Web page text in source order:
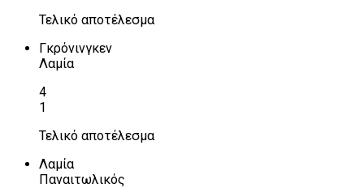
Τελικό αποτέλεσμα
Γκρόνινγκεν
Λαμία
4
1
Τελικό αποτέλεσμα
Λαμία
Παναιτωλικός